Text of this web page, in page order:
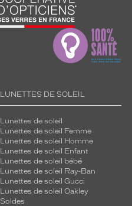
LUNETTES DE SOLEIL
Lunettes de soleil
Lunettes de soleil Femme
Lunettes de soleil Homme
Lunettes de soleil Enfant
Lunettes de soleil bébé
Lunettes de soleil Ray-Ban
Lunettes de soleil Gucci
Lunettes de soleil Oakley
Soldes